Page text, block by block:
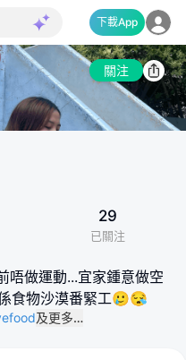
下載App
關注
29
已關注
唔做運動...宜家鍾意做空
食物沙漠番緊工🥲😪
及更多…